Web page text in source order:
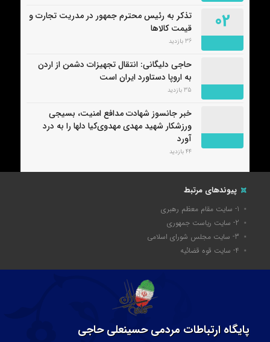
02
تذکر به رئیس محترم جمهور در مدریت تجارت و
قیمت کالاها
36 بازدید
حاجی دلیگانی: انتقال تجهیزات دشمن از اردن
به اروپا دستاورد ایران است
35 بازدید
خبر جانسوز شهادت مدافع امنیت، بسیجی
ورزشکار شهید مهدی مهدوی‌کیا دلها را به درد
آورد
44 بازدید
پیوندهای مرتبط
1- سایت مقام معظم رهبری
2- سایت ریاست جمهوری
3- سايت مجلس شوراي اسلامي
4- سايت قوه قضائيه
پایگاه ارتباطات مردمی حسینعلی حاجی